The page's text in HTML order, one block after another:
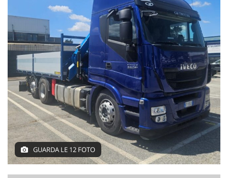
GUARDA LE 12 FOTO